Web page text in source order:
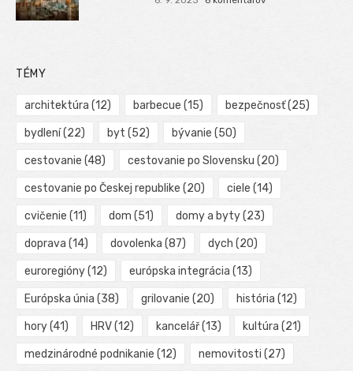
TÉMY
architektúra (12) barbecue (15) bezpečnosť(25)
bydlení(22) byt (52) bývanie (50)
cestovanie (48) cestovanie po Slovensku (20)
cestovanie po Českej republike (20) ciele (14)
cvičenie (11) dom (51) domy a byty(23)
doprava (14) dovolenka (87) dych (20)
euroregióny(12) európska integrácia (13)
Európska únia (38) grilovanie (20) história (12)
hory(41) HRV(12) kancelář(13) kultúra (21)
medzinárodné podnikanie (12) nemovitosti (27)